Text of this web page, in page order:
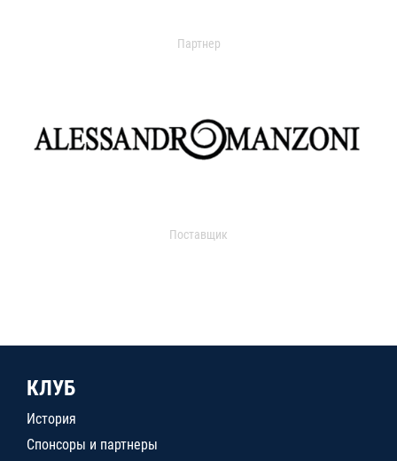
Партнер
Поставщик
КЛУБ
История
Спонсоры и партнеры